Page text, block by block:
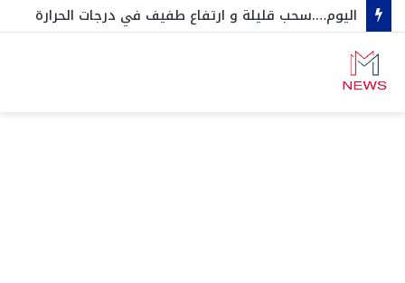
اليوم….سحب قليلة و ارتفاع طفيف في درجات الحرارة